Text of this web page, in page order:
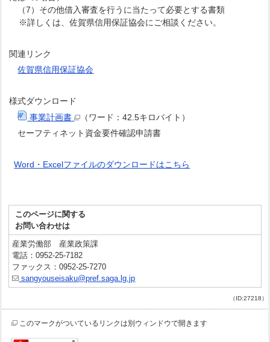
（7）その他借入審査を行うに当たって必要とする書類
※詳しくは、佐賀県信用保証協会にご相談ください。
関連リンク
佐賀県信用保証協会
様式ダウンロード
事業計画書
（ワード：42.5キロバイト）
セーフティネット資金要件確認申請書
Word・Excelファイルのダウンロードはこちら
このページに関する
お問い合わせは
産業労働部 産業政策課
電話：0952-25-7182
ファックス：0952-25-7270
sangyouseisaku@pref.saga.lg.jp
（ID:27218）
このマークがついているリンクは別ウィンドウで開きます